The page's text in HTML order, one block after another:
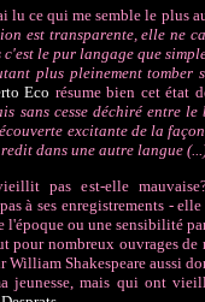
lu ce qui me semble le plus
est transparente, elle ne
c'est le pur langage que
plus pleinement tomber
Eco résume bien cet état
sans cesse déchiré entre
excitante de la
dans une autre langue
pas est-elle
à ses enregistrements -
l'époque ou une sensibilité
pour nombreux ouvrages
Shakespeare aussi
jeunesse, mais qui ont